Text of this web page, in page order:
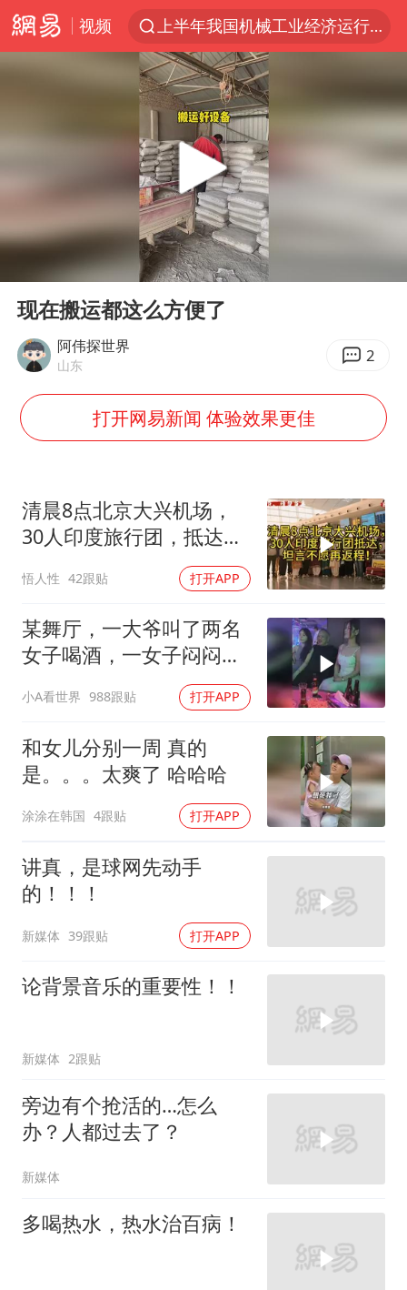
视频
上半年我国机械工业经济运行稳中有进
台风白海豚加强
国防部回应日本试射“战斧”导弹
广东雷州通报特教老师招聘违规事件
A股三大股指收涨
“立秋的第一杯奶茶”又爆单了
四川宜宾市高县发生4.9级地震
台湾海峡南口北上船舶实施交通管制
江苏发布台风蓝色预警
向鹏0-3不敌张本智和
今日立秋你咬秋了吗
东方之约 相约未来
Play
现在搬运都这么方便了
阿伟探世界
山东 2
打开网易新闻 体验效果更佳
清晨8点北京大兴机场，
30人印度旅行团，抵达，
悟人性 42跟贴 打开APP
某舞厅，一大爷叫了两名
女子喝酒，一女子闷闷不
小A看世界 988跟贴 打开APP
和女儿分别一周 真的
是。。。太爽了 哈哈哈
涂涂在韩国 4跟贴 打开APP
讲真，是球网先动手
的！！！
新媒体 39跟贴 打开APP
论背景音乐的重要性！！
新媒体 2跟贴
旁边有个抢活的…怎么
办？人都过去了？
新媒体
多喝热水，热水治百病！